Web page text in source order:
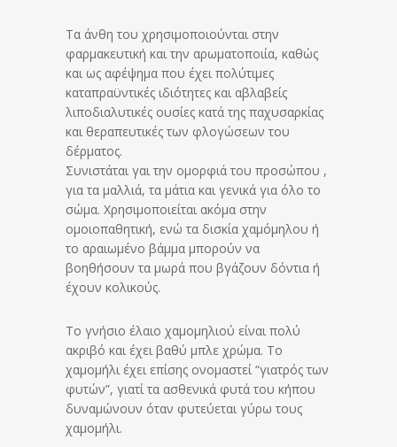
Τα άνθη του χρησιμοποιούνται στην
φαρμακευτική και την αρωματοποιία, καθώς
και ως αφέψημα που έχει πολύτιμες
καταπραϋντικές ιδιότητες και αβλαβείς
λιποδιαλυτικές ουσίες κατά της παχυσαρκίας
και θεραπευτικές των φλογώσεων του
δέρματος.
Συνιστάται γαι την ομορφιά του προσώπου ,
για τα μαλλιά, τα μάτια και γενικά για όλο το
σώμα. Χρησιμοποιείται ακόμα στην
ομοιοπαθητική, ενώ τα δισκία χαμόμηλου ή
το αραιωμένο βάμμα μπορούν να
βοηθήσουν τα μωρά που βγάζουν δόντια ή
έχουν κολικούς.
Το γνήσιο έλαιο χαμομηλιού είναι πολύ
ακριβό και έχει βαθύ μπλε χρώμα. Το
χαμομήλι έχει επίσης ονομαστεί “γιατρός των
φυτών”, γιατί τα ασθενικά φυτά του κήπου
δυναμώνουν όταν φυτεύεται γύρω τους
χαμομήλι.